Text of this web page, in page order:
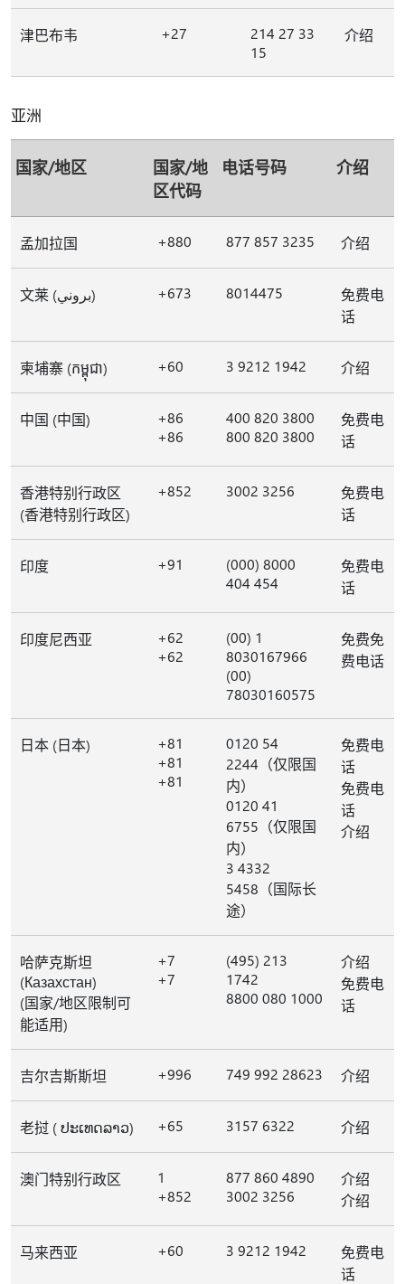
津巴布韦 +27
214 27 33
15
介绍
亚洲
国家/地区
国家/地
区代码
电话号码 介绍
孟加拉国 +880 877 857 3235 介绍
文莱 (بروني) +673 8014475
免费电
话
柬埔寨 (កម្ពុជា) +60 3 9212 1942 介绍
中国 (中国)
+86
+86
400 820 3800
800 820 3800
免费电
话
香港特别行政区
(香港特别行政区)
+852 3002 3256
免费电
话
印度 +91
(000) 8000
404 454
免费电
话
印度尼西亚
+62
+62
(00) 1
8030167966
(00)
78030160575
免费免
费电话
日本 (日本)
+81
+81
+81
0120 54
2244（仅限国
内）
0120 41
6755（仅限国
内）
3 4332
5458（国际长
途）
免费电
话
免费电
话
介绍
哈萨克斯坦
(Казахстан)
(国家/地区限制可
能适用)
+7
+7
(495) 213
1742
8800 080 1000
介绍
免费电
话
吉尔吉斯斯坦 +996 749 992 28623 介绍
老挝 ( ປະເທດລາວ) +65 3157 6322 介绍
澳门特别行政区
1
+852
877 860 4890
3002 3256
介绍
介绍
马来西亚 +60 3 9212 1942
免费电
话